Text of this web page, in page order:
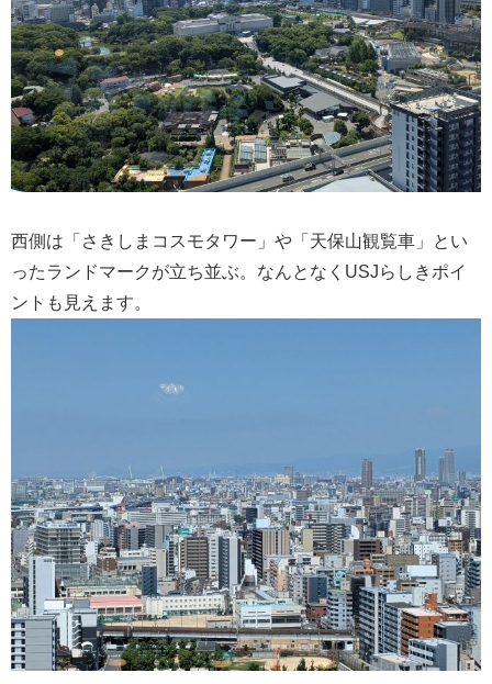
西側は「さきしまコスモタワー」や「天保山観覧車」とい
ったランドマークが立ち並ぶ。なんとなくUSJらしきポイ
ントも見えます。